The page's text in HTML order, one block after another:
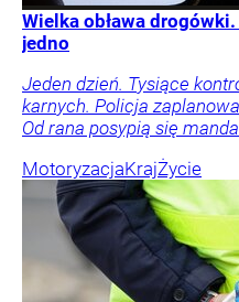
Wielka obława
jedno
Jeden dzień. Tysiące
karnych. Policja
Od rana posypią się
MotoryzacjaKrajŻycie